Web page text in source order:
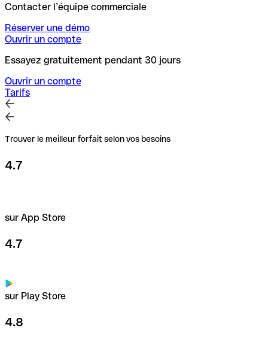
Contacter l’équipe commerciale
Réserver une démo
Ouvrir un compte
Essayez gratuitement pendant 30 jours
Ouvrir un compte
Tarifs
Trouver le meilleur forfait selon vos besoins
4.7
sur App Store
4.7
sur Play Store
4.8